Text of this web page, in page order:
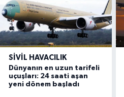
SIVIL HAVACILIK
Dünyanın en uzun tarifeli
uçuşları: 24 saati aşan
yeni dönem başladı